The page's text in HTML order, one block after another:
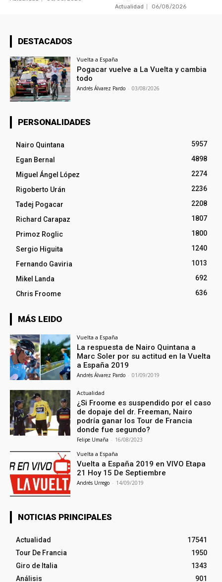
Actualidad 06/08/2026
DESTACADOS
Vuelta a España
Pogacar vuelve a La Vuelta y cambia
todo
Andrés Álvarez Pardo - 03/08/2026
PERSONALIDADES
Nairo Quintana
5957
Egan Bernal
4898
Miguel Ángel López
2274
Rigoberto Urán
2236
Tadej Pogacar
2208
Richard Carapaz
1807
Primoz Roglic
1800
Sergio Higuita
1240
Fernando Gaviria
1013
Mikel Landa
692
Chris Froome
636
MÁS LEIDO
Vuelta a España
La respuesta de Nairo Quintana a
Marc Soler por su actitud en la Vuelta
a España 2019
Andrés Álvarez Pardo - 01/09/2019
Actualidad
¿Si Froome es suspendido por el caso
de dopaje del dr. Freeman, Nairo
podría ganar los Tour de Francia
donde fue segundo?
Felipe Umaña - 16/08/2023
Vuelta a España
Vuelta a España 2019 en VIVO Etapa
21 Hoy 15 De Septiembre
Andrés Urrego - 14/09/2019
NOTICIAS PRINCIPALES
Actualidad
17541
Tour De Francia
1950
Giro de Italia
1343
Análisis
901